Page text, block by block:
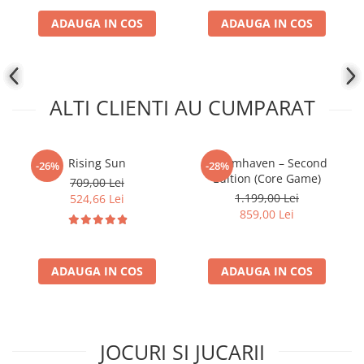
Disney Lorcana
Altered
Star Wars Unlimited
UniVersus CCG
Neverrift TCG
Hololive
Magic The Gathering TCG
One Piece Card Game
altele
Final Fantasy
ADAUGA IN COS ADAUGA IN COS
ALTI CLIENTI AU CUMPARAT
-26%
Rising Sun
709,00 Lei
524,66 Lei
ADAUGA IN COS
-28%
Gloomhaven – Second
Edition (Core Game)
1.199,00 Lei
859,00 Lei
ADAUGA IN COS
JOCURI SI JUCARII